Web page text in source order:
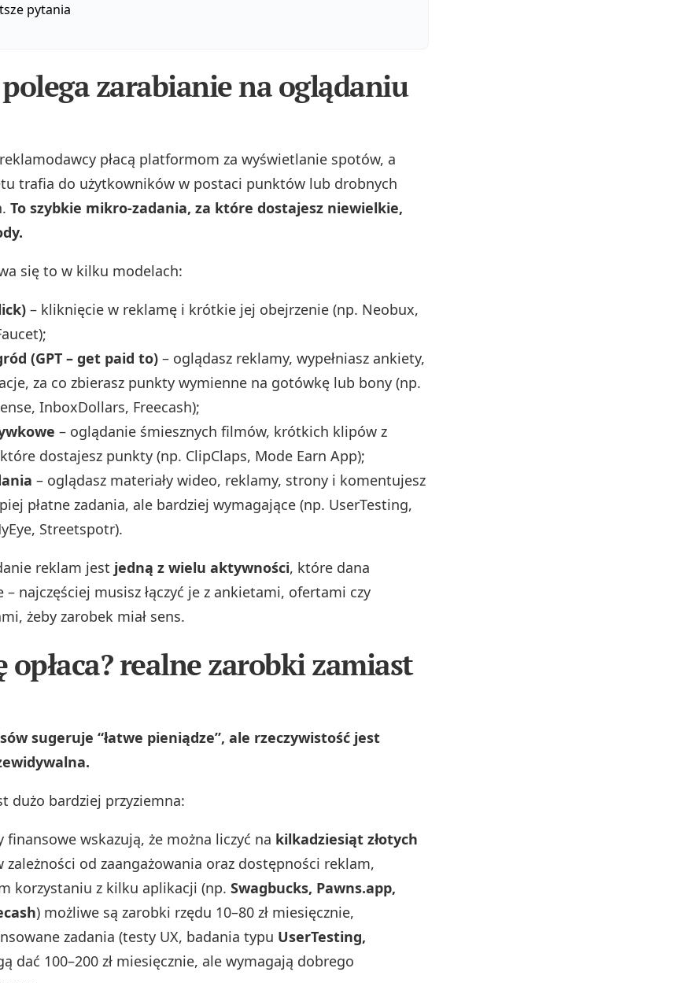
pytania
zarabianie na oglądaniu
płacą platformom za wyświetlanie spotów, a
trafia do użytkowników w postaci punktów lub drobnych
To szybkie mikro‑zadania, za które dostajesz niewielkie,
się to w kilku modelach:
– kliknięcie w reklamę i krótkie jej obejrzenie (np. Neobux,
(GPT – get paid to) – oglądasz reklamy, wypełniasz ankiety,
za co zbierasz punkty wymienne na gotówkę lub bony (np.
InboxDollars, Freecash);
– oglądanie śmiesznych filmów, krótkich klipów z
dostajesz punkty (np. ClipClaps, Mode Earn App);
– oglądasz materiały wideo, reklamy, strony i komentujesz
płatne zadania, ale bardziej wymagające (np. UserTesting,
Streetspotr).
reklam jest jedną z wielu aktywności, które dana
najczęściej musisz łączyć je z ankietami, ofertami czy
żeby zarobek miał sens.
opłaca? realne zarobki zamiast
sugeruje “łatwe pieniądze”, ale rzeczywistość jest
dużo bardziej przyziemna:
finansowe wskazują, że można liczyć na kilkadziesiąt złotych
zależności od zaangażowania oraz dostępności reklam,
korzystaniu z kilku aplikacji (np. Swagbucks, Pawns.app,
) możliwe są zarobki rzędu 10–80 zł miesięcznie,
zadania (testy UX, badania typu UserTesting,
dać 100–200 zł miesięcznie, ale wymagają dobrego